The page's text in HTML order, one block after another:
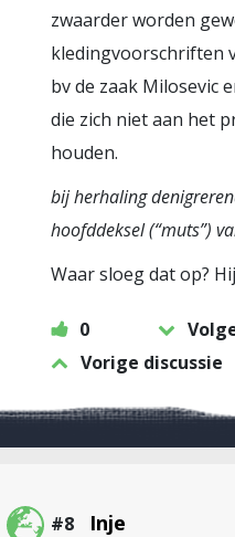
zwaarder worden
kledingvoorschriften
bv de zaak Milosevic
die zich niet aan het
houden.
bij herhaling
hoofddeksel (“muts”)
Waar sloeg dat op?
0
Vorige discussie
#8 Inje